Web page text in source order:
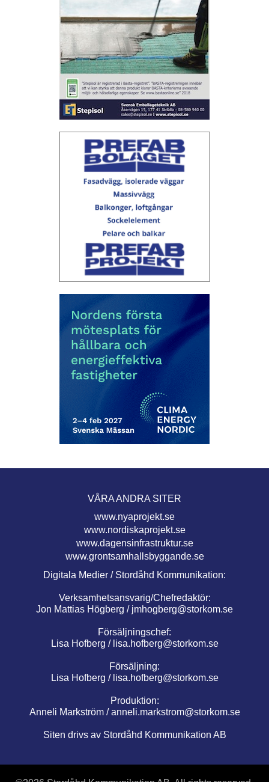
VÅRA ANDRA SITER
www.nyaprojekt.se
www.nordiskaprojekt.se
www.dagensinfrastruktur.se
www.grontsamhallsbyggande.se
Digitala Medier / Stordåhd Kommunikation:
Verksamhetsansvarig/Chefredaktör:
Jon Mattias Högberg / jmhogberg@storkom.se
Försäljningschef:
Lisa Hofberg / lisa.hofberg@storkom.se
Försäljning:
Lisa Hofberg / lisa.hofberg@storkom.se
Produktion:
Anneli Markström /anneli.markstrom@storkom.se
Siten drivs av Stordåhd Kommunikation AB